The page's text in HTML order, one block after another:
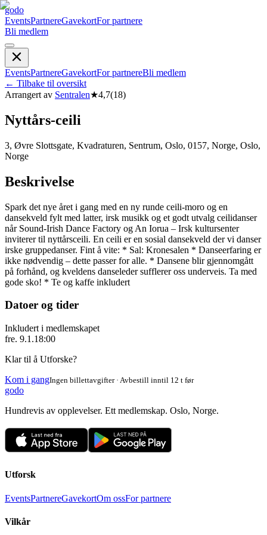
godo
EventsPartnereGavekortFor partnere
Bli medlem
EventsPartnereGavekortFor partnereBli medlem
← Tilbake til oversikt
Arrangert av Sentralen★4,7(18)
Nyttårs-ceili
3, Øvre Slottsgate, Kvadraturen, Sentrum, Oslo, 0157, Norge, Oslo,
Norge
Beskrivelse
Spark det nye året i gang med en ny runde ceili-moro og en
dansekveld fylt med latter, irsk musikk og et godt utvalg ceilidanser
når Sound-Irish Dance Factory og An Iorua – Irsk kultursenter
inviterer til nyttårsceili. En ceili er en sosial dansekveld der vi danser
irske gruppedanser. Fint å vite: * Sal: Kronesalen * Danseerfaring er
ikke nødvendig – dette passer for alle. * Dansene blir gjennomgått
på forhånd, og kveldens danseleder sufflerer oss underveis. Ta med
gode sko! * Te og kaffe inkludert
Datoer og tider
Inkludert i medlemskapet
fre. 9.1.18:00
Klar til å Utforske?
Kom i gangIngen billettavgifter · Avbestill inntil 12 t før
godo
Hundrevis av opplevelser. Ett medlemskap. Oslo, Norge.
Utforsk
EventsPartnereGavekortOm ossFor partnere
Vilkår